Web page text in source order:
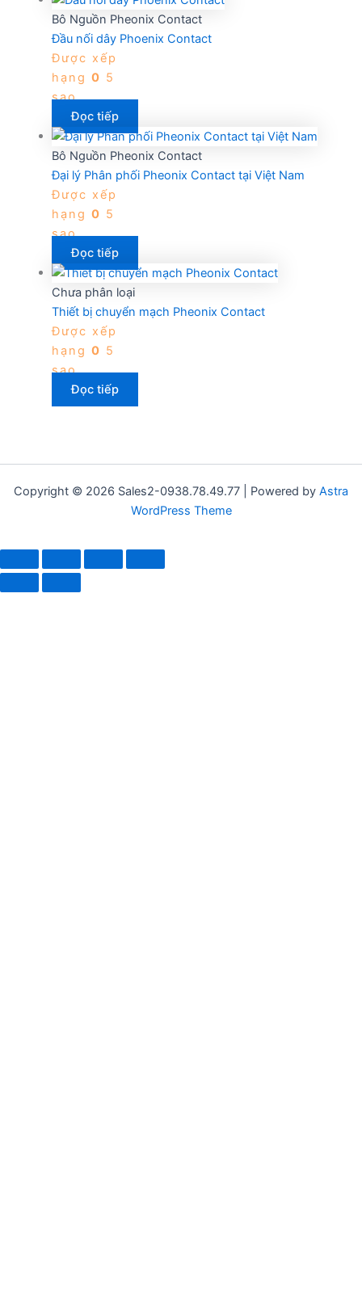
Bô Nguồn Pheonix Contact
Đầu nối dây Phoenix Contact
Được xếp
hạng 0 5
sao
Đọc tiếp
Bô Nguồn Pheonix Contact
Đại lý Phân phối Pheonix Contact tại Việt Nam
Được xếp
hạng 0 5
sao
Đọc tiếp
Chưa phân loại
Thiết bị chuyển mạch Pheonix Contact
Được xếp
hạng 0 5
sao
Đọc tiếp
Copyright © 2026 Sales2-0938.78.49.77 | Powered by Astra
WordPress Theme